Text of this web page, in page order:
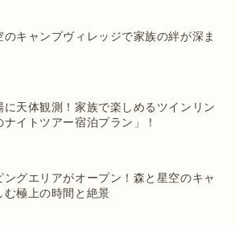
のキャンプヴィレッジで家族の絆が深ま
に天体観測！家族で楽しめるツインリン
イトツアー宿泊プラン」！
グエリアがオープン！森と星空のキャ
む極上の時間と絶景